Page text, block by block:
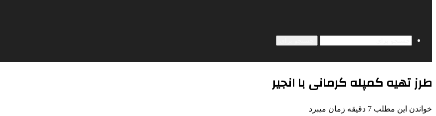
طرز تهیه کمپله کرمانی با انجیر
خواندن این مطلب 7 دقیقه زمان میبرد